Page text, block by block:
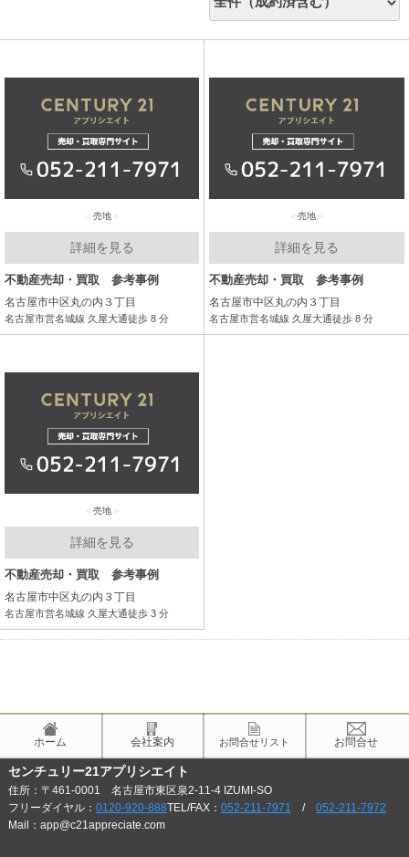
売地
詳細を見る
不動産売却・買取 参考事例
名古屋市中区丸の内３丁目
名古屋市営名城線 久屋大通徒歩 8 分
売地
詳細を見る
不動産売却・買取 参考事例
名古屋市中区丸の内３丁目
名古屋市営名城線 久屋大通徒歩 8 分
売地
詳細を見る
不動産売却・買取 参考事例
名古屋市中区丸の内３丁目
名古屋市営名城線 久屋大通徒歩 3 分
ホーム 会社案内 お問合せリスト お問合せ
センチュリー21アプリシエイト
住所：〒461-0001 名古屋市東区泉2-11-4 IZUMI-SO
フリーダイヤル： 0120-920-888TEL/FAX： 052-211-7971 / 052-211-7972
Mail：app@c21appreciate.com